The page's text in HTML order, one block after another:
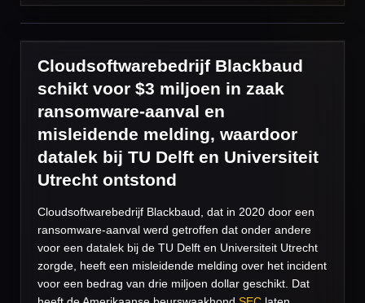
Cloudsoftwarebedrijf Blackbaud
schikt voor $3 miljoen in zaak
ransomware-aanval en
misleidende melding, waardoor
datalek bij TU Delft en Universiteit
Utrecht ontstond
Cloudsoftwarebedrijf Blackbaud, dat in 2020 door een
ransomware-aanval werd getroffen dat onder andere
voor een datalek bij de TU Delft en Universiteit Utrecht
zorgde, heeft een misleidende melding over het incident
voor een bedrag van drie miljoen dollar geschikt. Dat